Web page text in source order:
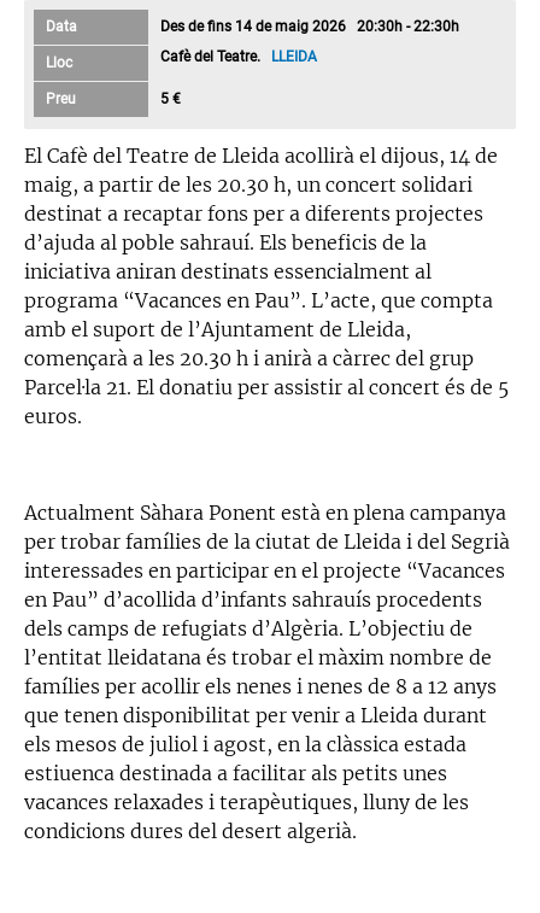
Data Des de fins 14 de maig 2026 20:30h - 22:30h
Lloc Cafè del Teatre. LLEIDA
Preu 5 €
El Cafè del Teatre de Lleida acollirà el dijous, 14 de
maig, a partir de les 20.30 h, un concert solidari
destinat a recaptar fons per a diferents projectes
d’ajuda al poble sahrauí. Els beneficis de la
iniciativa aniran destinats essencialment al
programa “Vacances en Pau”. L’acte, que compta
amb el suport de l’Ajuntament de Lleida,
començarà a les 20.30 h i anirà a càrrec del grup
Parcel·la 21. El donatiu per assistir al concert és de 5
euros.
Actualment Sàhara Ponent està en plena campanya
per trobar famílies de la ciutat de Lleida i del Segrià
interessades en participar en el projecte “Vacances
en Pau” d’acollida d’infants sahrauís procedents
dels camps de refugiats d’Algèria. L’objectiu de
l’entitat lleidatana és trobar el màxim nombre de
famílies per acollir els nenes i nenes de 8 a 12 anys
que tenen disponibilitat per venir a Lleida durant
els mesos de juliol i agost, en la clàssica estada
estiuenca destinada a facilitar als petits unes
vacances relaxades i terapèutiques, lluny de les
condicions dures del desert algerià.